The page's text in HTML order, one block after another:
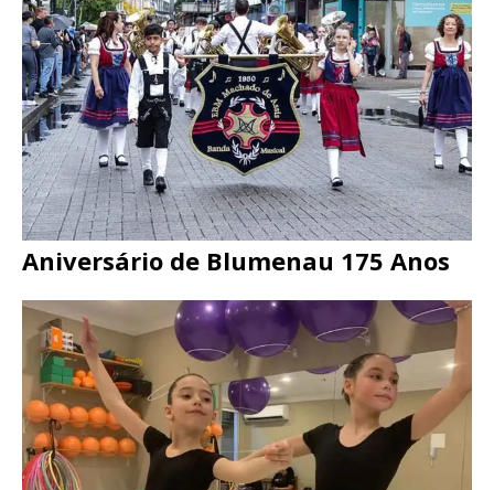
Aniversário de Blumenau 175 Anos